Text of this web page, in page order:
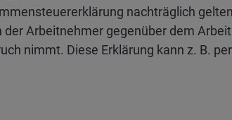
nachträglich
Arbeitnehmer gegenüber dem
nimmt. Diese Erklärung kann z. B.